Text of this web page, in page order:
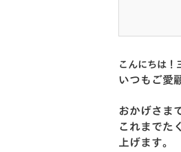
こんにちは！
いつもご愛
おかげさま
これまでた
上げます。